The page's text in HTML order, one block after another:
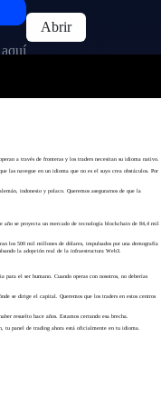
Abrir
a través de fronteras y los traders necesitan su idioma nativo.
las navegue en un idioma que no es el suyo crea obstáculos. Por
indonesio y polaco. Queremos asegurarnos de que la
se proyecta un mercado de tecnología blockchain de 84,4 mil
los 500 mil millones de dólares, impulsados por una demografía
la adopción real de la infraestructura Web3.
para el ser humano. Cuando operas con nosotros, no deberías
se dirige el capital. Queremos que los traders en estos centros
resuelto hace años. Estamos cerrando esa brecha.
tu panel de trading ahora está oficialmente en tu idioma.